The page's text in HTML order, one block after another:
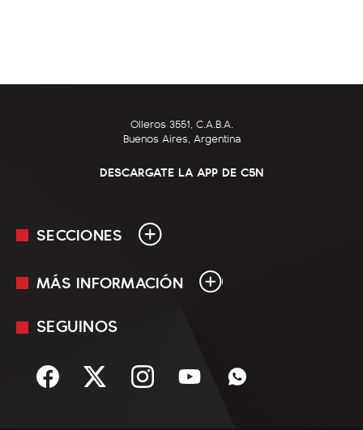
Olleros 3551, C.A.B.A.
Buenos Aires, Argentina
DESCARGATE LA APP DE C5N
SECCIONES
En Vivo
Sociedad
MÁS INFORMACIÓN
Mediakit
Términos y condiciones
SEGUINOS